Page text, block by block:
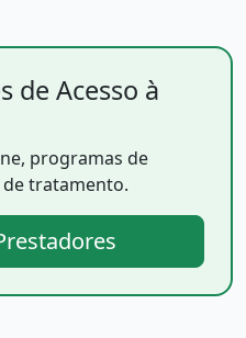
de Acesso à
programas de
tratamento.